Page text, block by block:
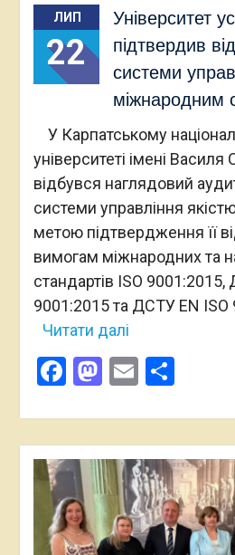
ЛИП
22
Університет
підтвердив
системи
міжнародним
У Карпатському
університеті імені Василя
відбувся наглядовий
системи управління
метою підтвердження її
вимогам міжнародних та
стандартів ISO
9001:2015 та ДСТУ EN
Читати далі
Facebook
Mastodon
Email